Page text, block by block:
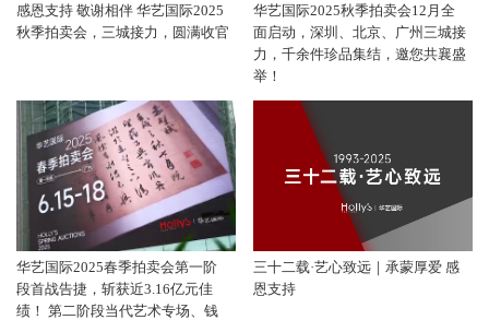
感恩支持 敬谢相伴 华艺国际2025
秋季拍卖会，三城接力，圆满收官
华艺国际2025秋季拍卖会12月全
面启动，深圳、北京、广州三城接
力，千余件珍品集结，邀您共襄盛
举！
华艺国际2025春季拍卖会第一阶
段首战告捷，斩获近3.16亿元佳
绩！ 第二阶段当代艺术专场、钱
三十二载·艺心致远｜承蒙厚爱 感
恩支持